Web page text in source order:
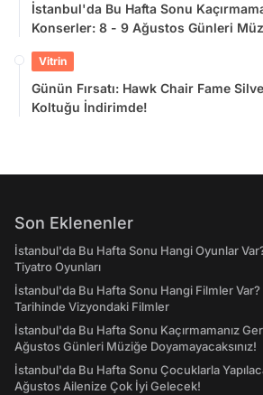
İstanbul'da Bu Hafta Sonu
Konserler: 8 - 9 Ağustos Günleri
Vitrin
Günün Fırsatı: Hawk Chair Fame
Koltuğu İndirimde!
Son Eklenenler
İstanbul'da Bu Hafta Sonu Hangi Oyunlar
Tiyatro Oyunları
İstanbul'da Bu Hafta Sonu Hangi Filmler
Tarihinde Vizyondaki Filmler
İstanbul'da Bu Hafta Sonu Kaçırmamanız
Ağustos Günleri Müziğe Doyamayacaksınız!
İstanbul'da Bu Hafta Sonu Çocuklarla
Ağustos Ailenize Çok İyi Gelecek!